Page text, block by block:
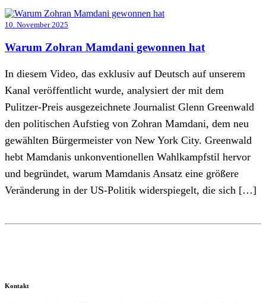
10. November 2025
Warum Zohran Mamdani gewonnen hat
In diesem Video, das exklusiv auf Deutsch auf unserem
Kanal veröffentlicht wurde, analysiert der mit dem
Pulitzer-Preis ausgezeichnete Journalist Glenn Greenwald
den politischen Aufstieg von Zohran Mamdani, dem neu
gewählten Bürgermeister von New York City. Greenwald
hebt Mamdanis unkonventionellen Wahlkampfstil hervor
und begründet, warum Mamdanis Ansatz eine größere
Veränderung in der US-Politik widerspiegelt, die sich […]
Kontakt